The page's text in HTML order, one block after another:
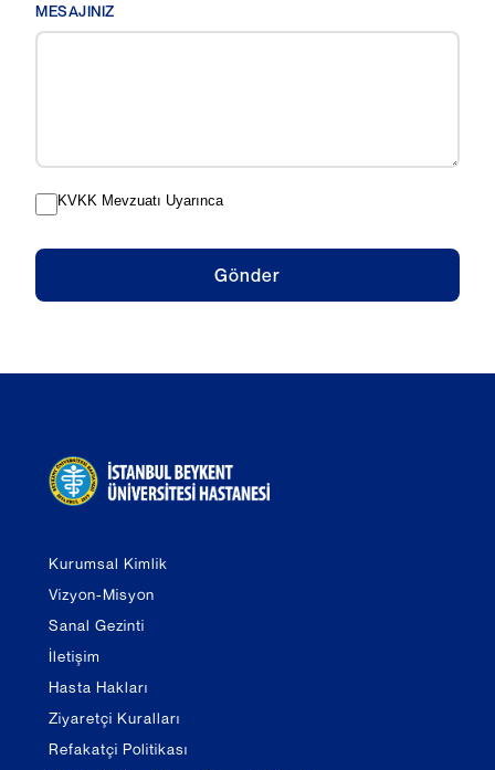
MESAJINIZ
KVKK Mevzuatı Uyarınca
Gönder
Kurumsal Kimlik
Vizyon-Misyon
Sanal Gezinti
İletişim
Hasta Hakları
Ziyaretçi Kuralları
Refakatçi Politikası